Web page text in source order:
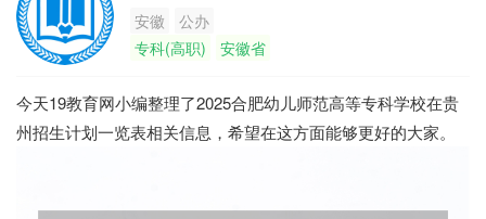
安徽
公办
专科(高职)
安徽省
今天19教育网小编整理了2025合肥幼儿师范高等专科学校在贵
州招生计划一览表相关信息，希望在这方面能够更好的大家。